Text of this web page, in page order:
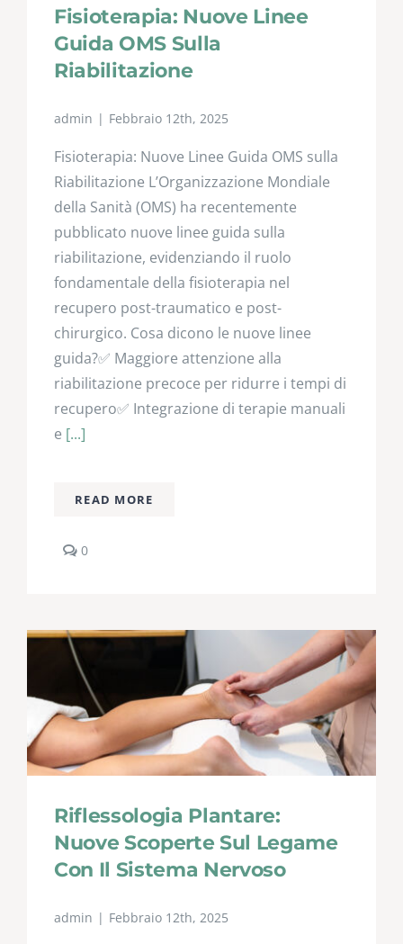
CONVENZIONI
Fisioterapia: Nuove Linee
Guida OMS Sulla
Riabilitazione
admin | Febbraio 12th, 2025
Fisioterapia: Nuove Linee Guida OMS sulla
Riabilitazione L’Organizzazione Mondiale
della Sanità (OMS) ha recentemente
pubblicato nuove linee guida sulla
riabilitazione, evidenziando il ruolo
fondamentale della fisioterapia nel
recupero post-traumatico e post-
chirurgico. Cosa dicono le nuove linee
guida?✅ Maggiore attenzione alla
riabilitazione precoce per ridurre i tempi di
recupero✅ Integrazione di terapie manuali
e [...]
READ MORE
0comments
guida
riabilitazione
Riflessologia Plantare:
Nuove Scoperte Sul Legame
Con Il Sistema Nervoso
admin | Febbraio 12th, 2025